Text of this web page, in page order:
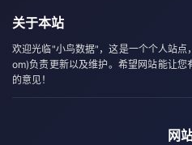
关于本站
欢迎光临"小鸟数据"，这是一个个人站
om)负责更新以及维护。希望网站能让
的意见！
网